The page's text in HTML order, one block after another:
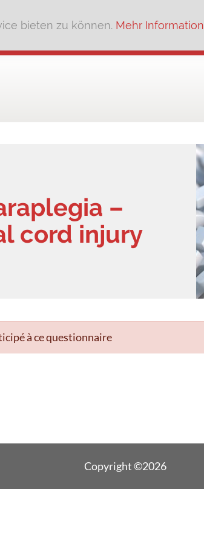
bieten zu können. Mehr Information
–
cord injury
à ce questionnaire
Copyright ©2026